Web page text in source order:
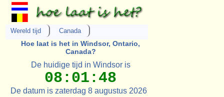
Wereld tijd Canada
Hoe laat is het in Windsor, Ontario,
Canada?
De huidige tijd in Windsor is
08:01:48
De datum is zaterdag 8 augustus 2026